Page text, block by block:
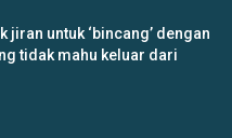
jiran untuk ‘bincang’ dengan
tidak mahu keluar dari